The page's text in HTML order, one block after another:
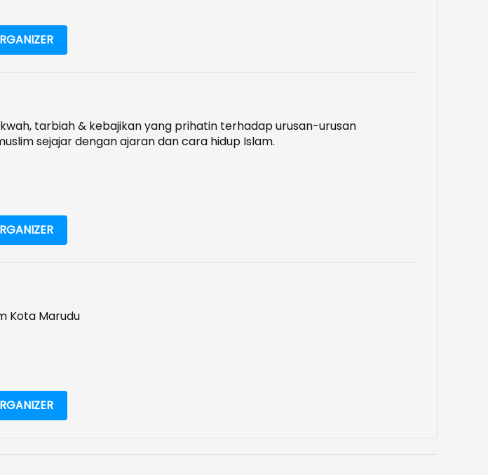
tarbiah & kebajikan yang prihatin terhadap urusan-urusan
sejajar dengan ajaran dan cara hidup Islam.
Kota Marudu